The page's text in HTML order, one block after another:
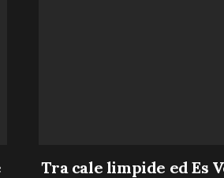
Tra cale limpide ed Es